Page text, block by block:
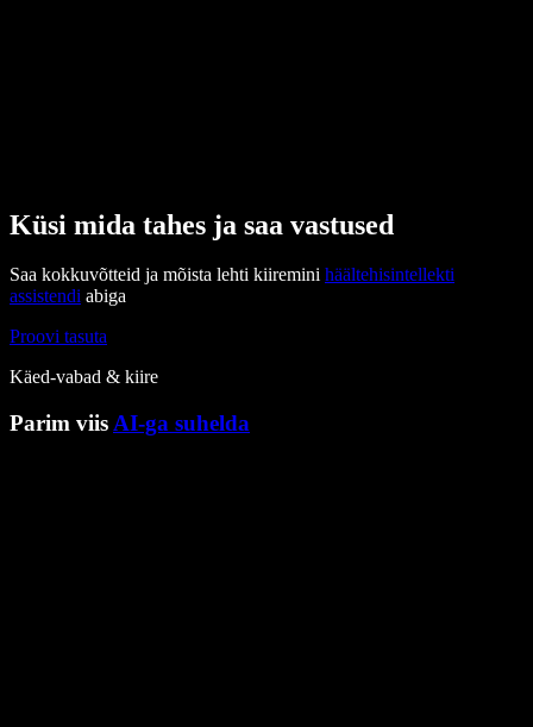
Küsi mida tahes ja saa vastused
Saa kokkuvõtteid ja mõista lehti kiiremini häältehisintellekti
assistendi abiga
Proovi tasuta
Käed-vabad & kiire
Parim viis AI-ga suhelda